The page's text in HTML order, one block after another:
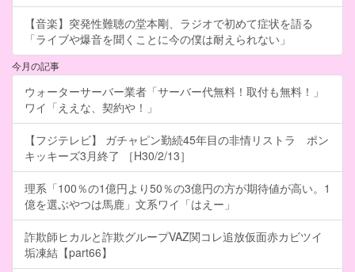
【音楽】突発性難聴の堂本剛、ラジオで初めて症状を語る
「ライブや爆音を聞くことに今の僕は耐えられない」
今月の記事
ウォーターサーバー業者「サーバー代無料！取付も無料！」
ワイ「ええな、契約や！」
【フジテレビ】 ガチャピン勤続45年目の非情リストラ ポン
キッキーズ3月終了 ［H30/2/13］
理系「100％の1億円より50％の3億円の方が期待値が高い。1
億を選ぶやつは馬鹿」文系ワイ「はえー」
詐欺師ヒカルと詐欺グループVAZ関コレ追放仮面赤カビツイ
垢凍結【part66】